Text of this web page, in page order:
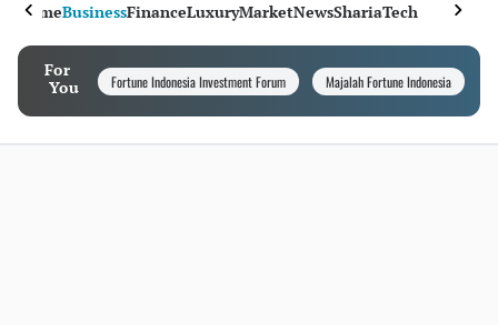
HomeBusinessFinanceLuxuryMarketNewsShariaTech
For
You
Fortune Indonesia Investment Forum Majalah Fortune Indonesia